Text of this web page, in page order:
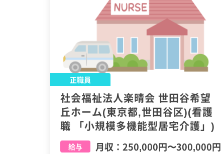
正職員
社会福祉法人楽晴会 世田谷希望
丘ホーム(東京都,世田谷区)(看護
職 「小規模多機能型居宅介護」)
給与 月収： 250,000円〜300,000円